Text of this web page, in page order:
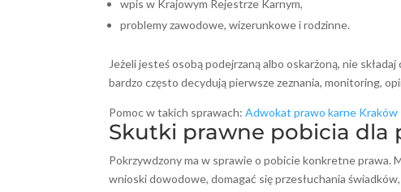
wpis w Krajowym Rejestrze Karnym,
problemy zawodowe, wizerunkowe i rodzinne.
Jeżeli jesteś osobą podejrzaną albo oskarżoną, nie
bardzo często decydują pierwsze zeznania, monitoring,
Pomoc w takich sprawach:Adwokat prawo karne
Skutki prawne pobicia dla
Pokrzywdzony ma w sprawie o pobicie konkretne prawa.
wnioski dowodowe, domagać się przesłuchania